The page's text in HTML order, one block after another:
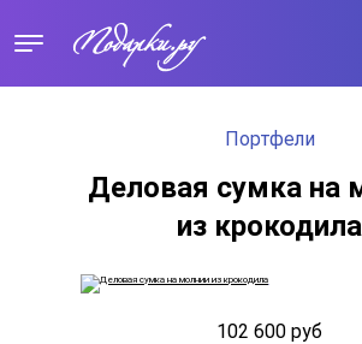
Портфели
Деловая сумка на
из крокодила
102 600 руб